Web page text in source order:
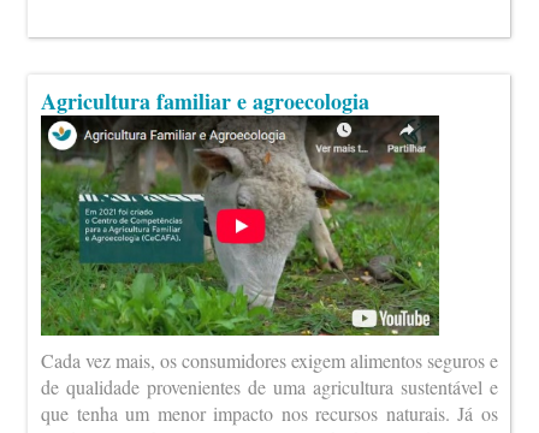
Agricultura familiar e agroecologia
Cada vez mais, os consumidores exigem alimentos seguros e
de qualidade provenientes de uma agricultura sustentável e
que tenha um menor impacto nos recursos naturais. Já os